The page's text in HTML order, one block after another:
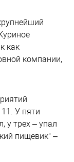
как
компании,
У пяти
у трех – упал
пищевик" –